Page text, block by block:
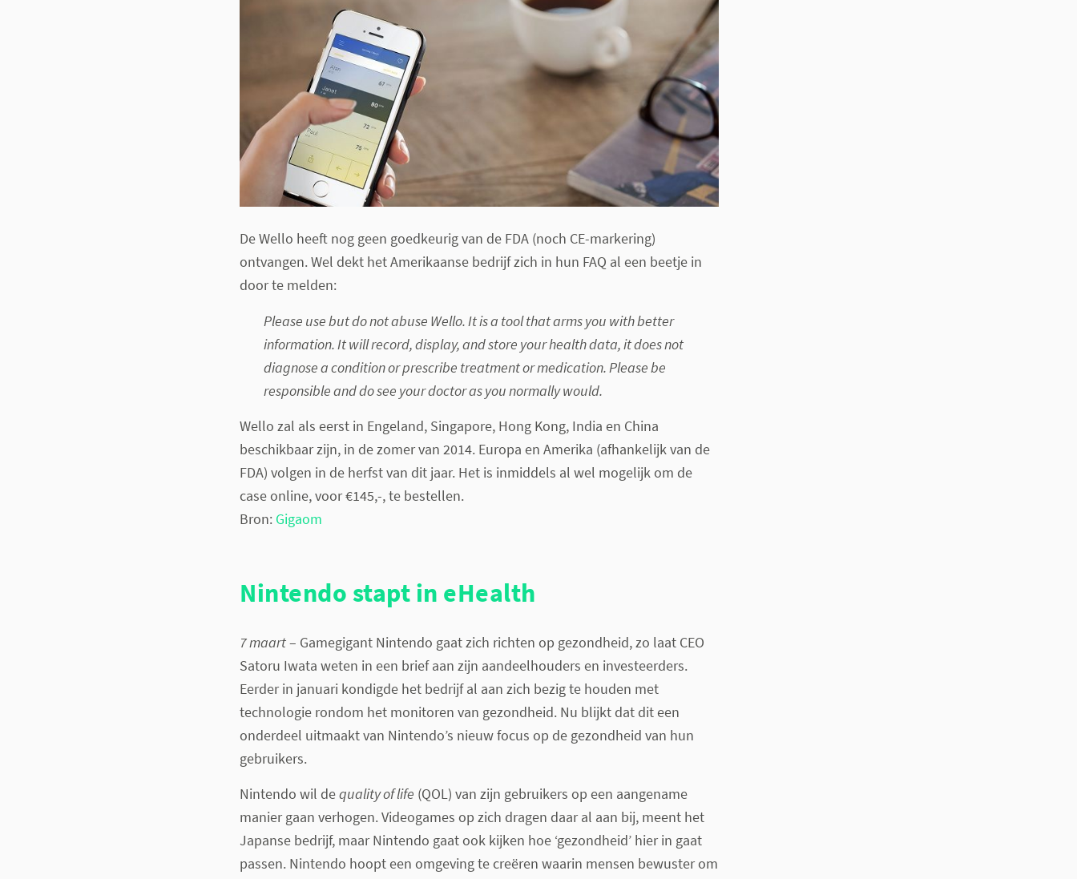
De Wello heeft nog geen goedkeurig van de FDA (noch CE-markering)
ontvangen. Wel dekt het Amerikaanse bedrijf zich in hun FAQ al een beetje in
door te melden:
Please use but do not abuse Wello. It is a tool that arms you with better
information. It will record, display, and store your health data, it does not
diagnose a condition or prescribe treatment or medication. Please be
responsible and do see your doctor as you normally would.
Wello zal als eerst in Engeland, Singapore, Hong Kong, India en China
beschikbaar zijn, in de zomer van 2014. Europa en Amerika (afhankelijk van de
FDA) volgen in de herfst van dit jaar. Het is inmiddels al wel mogelijk om de
case online, voor €145,-, te bestellen.
Bron: Gigaom
Nintendo stapt in eHealth
7 maart– Gamegigant Nintendo gaat zich richten op gezondheid, zo laat CEO
Satoru Iwata weten in een brief aan zijn aandeelhouders en investeerders.
Eerder in januari kondigde het bedrijf al aan zich bezig te houden met
technologie rondom het monitoren van gezondheid. Nu blijkt dat dit een
onderdeel uitmaakt van Nintendo’s nieuw focus op de gezondheid van hun
gebruikers.
Nintendo wil dequality of life (QOL) van zijn gebruikers op een aangename
manier gaan verhogen. Videogames op zich dragen daar al aan bij, meent het
Japanse bedrijf, maar Nintendo gaat ook kijken hoe ‘gezondheid’ hier in gaat
passen. Nintendo hoopt een omgeving te creëren waarin mensen bewuster om